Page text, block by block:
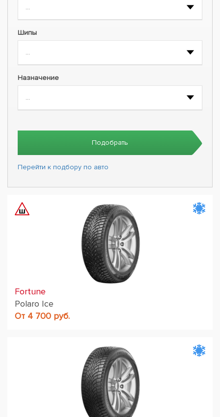
Шипы
Назначение
Подобрать
Перейти к подбору по авто
Fortune
Polaro Ice
От 4 700 руб.